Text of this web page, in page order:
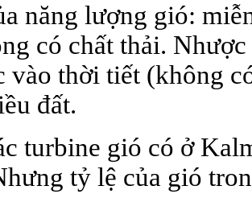
năng lượng gió:
có chất thải.
vào thời tiết (không
đất.
turbine gió có ở
tỷ lệ của gió